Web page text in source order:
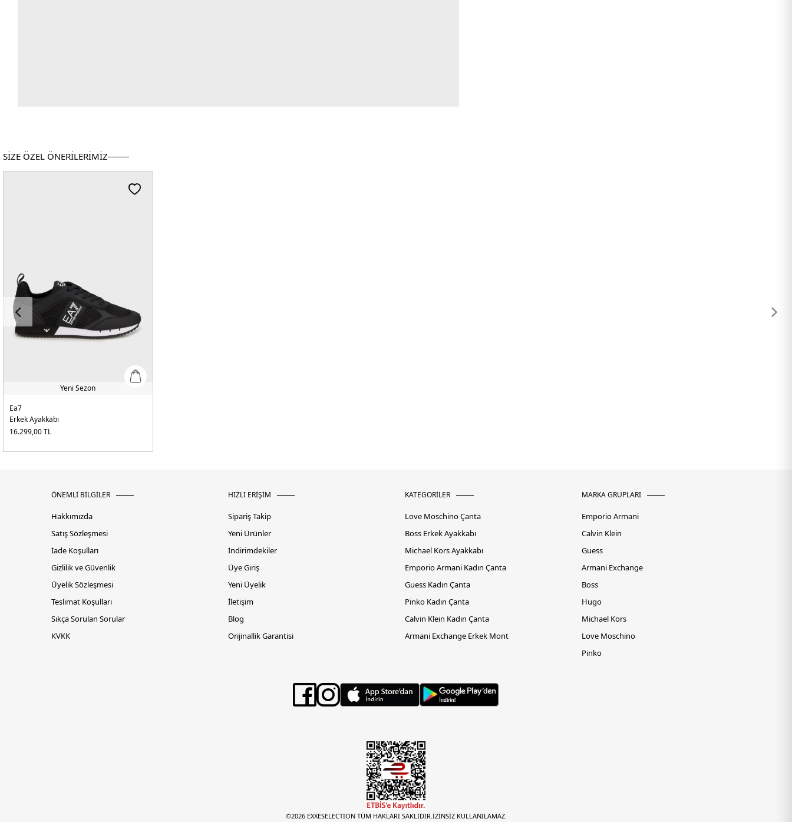
SİZE ÖZEL ÖNERİLERİMİZ
Yeni Sezon
Ea7
Erkek Ayakkabı
16.299,00TL
ÖNEMLİ BİLGİLER
Hakkımızda
Satış Sözleşmesi
İade Koşulları
Gizlilik ve Güvenlik
Üyelik Sözleşmesi
Teslimat Koşulları
Sıkça Sorulan Sorular
KVKK
HIZLI ERİŞİM
Sipariş Takip
Yeni Ürünler
İndirimdekiler
Üye Giriş
Yeni Üyelik
İletişim
Blog
Orijinallik Garantisi
KATEGORİLER
Love Moschino Çanta
Boss Erkek Ayakkabı
Michael Kors Ayakkabı
Emporio Armani Kadın Çanta
Guess Kadın Çanta
Pinko Kadın Çanta
Calvin Klein Kadın Çanta
Armani Exchange Erkek Mont
MARKA GRUPLARI
Emporio Armani
Calvin Klein
Guess
Armani Exchange
Boss
Hugo
Michael Kors
Love Moschino
Pinko
©2026 EXXESELECTION TÜM HAKLARI SAKLIDIR.İZİNSİZ KULLANILAMAZ.